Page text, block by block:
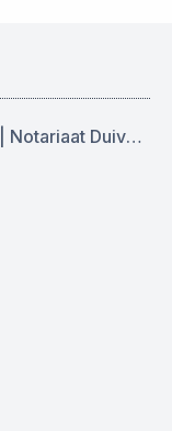
SPONSOR VAN DE MAAND | Notariaat Duiven Westervoort